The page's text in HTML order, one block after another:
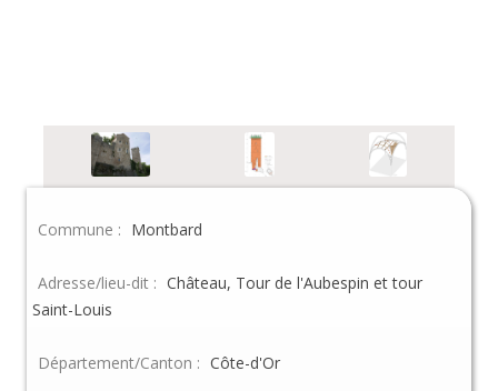
Commune : Montbard
Adresse/lieu-dit : Château, Tour de l'Aubespin et tour
Saint-Louis
Département/Canton : Côte-d'Or